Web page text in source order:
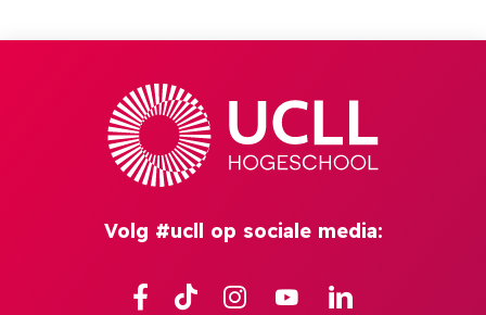
Volg #ucll op sociale media:
Facebook
TikTok Instagram
YouTube